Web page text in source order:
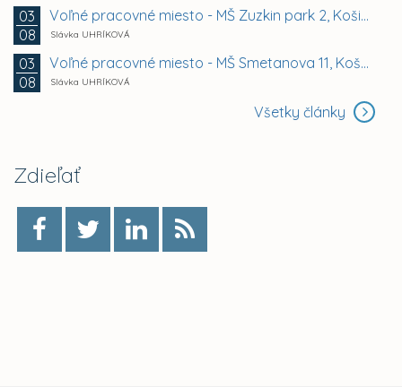
03
08
Voľné pracovné miesto - MŠ Zuzkin park 2, Košice -...
Slávka UHRÍKOVÁ
03
08
Voľné pracovné miesto - MŠ Smetanova 11, Košice -...
Slávka UHRÍKOVÁ
Všetky články
Zdieľať